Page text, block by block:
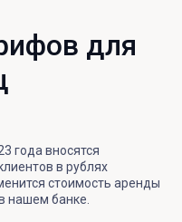
для
года вносятся
в рублях
стоимость аренды
нашем банке.